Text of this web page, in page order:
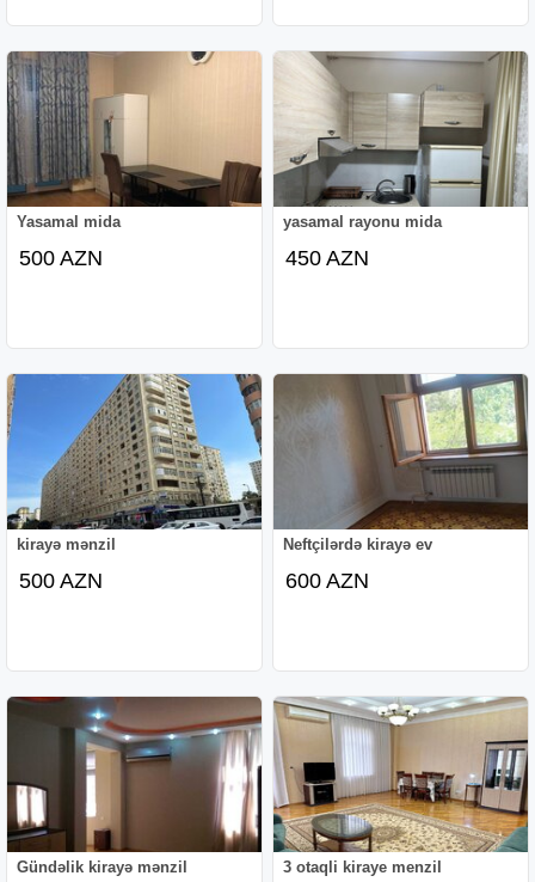
Yasamal mida
500 AZN
yasamal rayonu mida
450 AZN
kirayə mənzil
500 AZN
Neftçilərdə kirayə ev
600 AZN
Gündəlik kirayə mənzil 3 otaqli kiraye menzil